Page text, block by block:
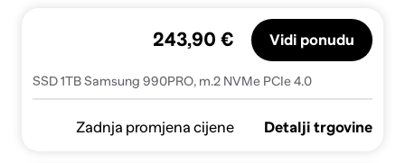
SSD 1TB Samsung 990PRO, m.2 NVMe PCIe 4.0
243,90 € Vidi ponudu
Zadnja promjena cijene Detalji trgovine